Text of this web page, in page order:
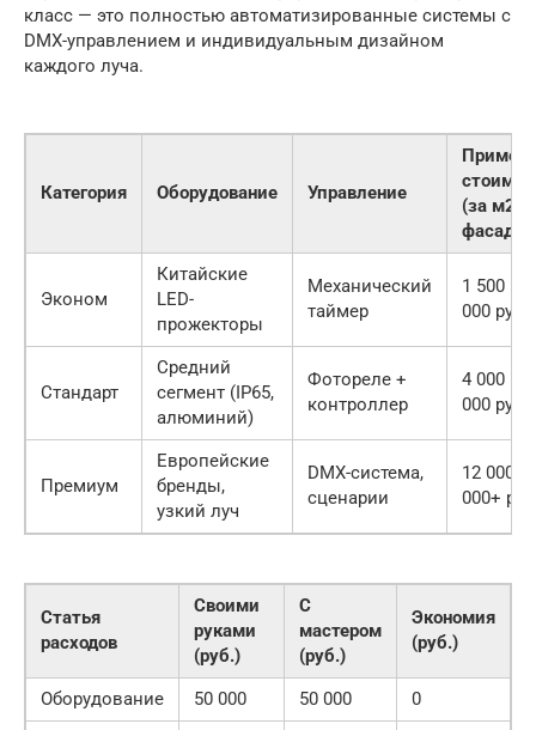
класс — это полностью автоматизированные системы с
DMX-управлением и индивидуальным дизайном
каждого луча.
Категория Оборудование Управление
(за м2
фасада)
Эконом
Китайские
LED-
прожекторы
Механический
таймер
1 500 – 3
000 руб.
Стандарт
Средний
сегмент (IP65,
алюминий)
Фотореле +
контроллер
4 000 – 8
000 руб.
Премиум
Европейские
бренды,
узкий луч
DMX-система,
сценарии
12 000 –
000+
Статья
расходов
Своими
руками
(руб.)
С
мастером
(руб.)
Экономия
(руб.)
Оборудование 50 000 50 000
0